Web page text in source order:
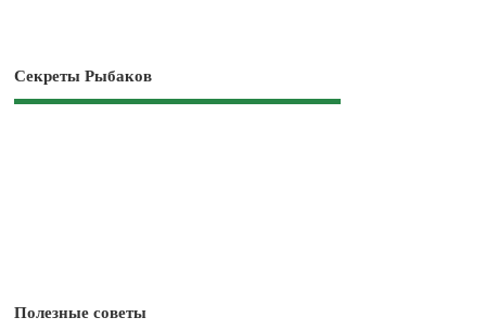
Секреты Рыбаков
Полезные советы